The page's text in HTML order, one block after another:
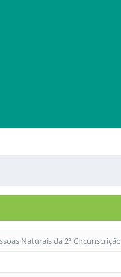
Naturais da 2ª Circunscrição